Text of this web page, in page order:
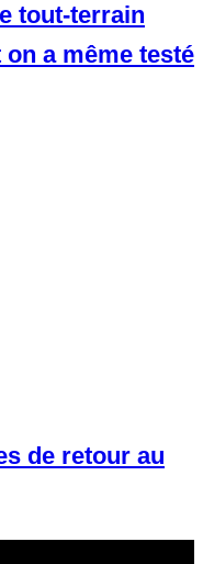
tout-terrain
a même testé
de retour au